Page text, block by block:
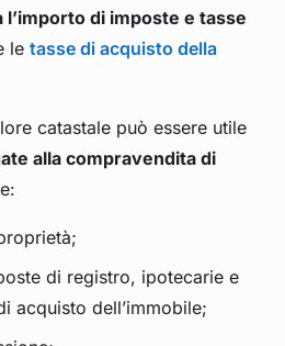
di imposte e tasse
letasse di acquisto della
catastale può essere utile
alla compravendita di
di registro, ipotecarie e
acquisto dell’immobile;